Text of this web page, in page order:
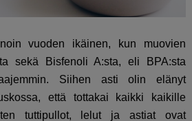
vuoden ikäinen, kun muovien
sekä Bisfenoli A:sta, eli BPA:sta
Siihen asti olin elänyt
että tottakai kaikki kaikille
tuttipullot, lelut ja astiat ovat